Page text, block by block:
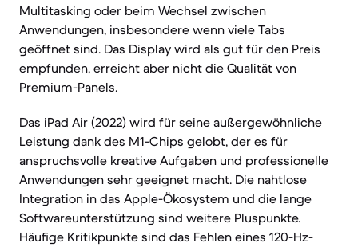
Multitasking oder beim Wechsel zwischen
Anwendungen, insbesondere wenn viele Tabs
geöffnet sind. Das Display wird als gut für den Preis
empfunden, erreicht aber nicht die Qualität von
Premium-Panels.
Das iPad Air (2022) wird für seine außergewöhnliche
Leistung dank des M1-Chips gelobt, der es für
anspruchsvolle kreative Aufgaben und professionelle
Anwendungen sehr geeignet macht. Die nahtlose
Integration in das Apple-Ökosystem und die lange
Softwareunterstützung sind weitere Pluspunkte.
Häufige Kritikpunkte sind das Fehlen eines 120-Hz-